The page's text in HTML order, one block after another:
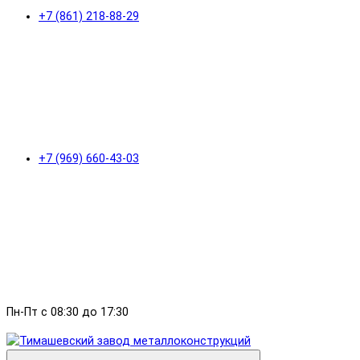
+7 (861) 218-88-29
+7 (969) 660-43-03
Пн-Пт с 08:30 до 17:30